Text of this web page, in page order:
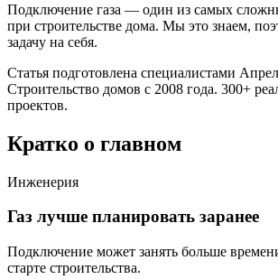
Подключение газа — один из самых
при строительстве дома. Мы это знаем,
задачу на себя.
Статья подготовлена специалистами
Строительство домов с 2008 года. 300+
проектов.
Кратко о главном
Инженерия
Газ лучше планировать заранее
Подключение может занять больше
старте строительства.